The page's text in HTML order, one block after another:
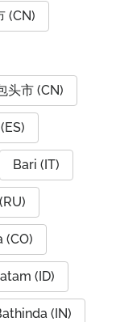
(CN)
头市 (CN)
Bari (IT)
(CO)
(ID)
(IN)